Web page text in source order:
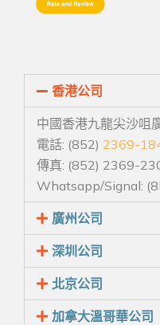
香港公司
中國香港九龍尖沙咀
電話: (852) 2369-
傳真: (852) 2369-
Whatsapp/Signal:
廣州公司
深圳公司
北京公司
加拿大溫哥華公司